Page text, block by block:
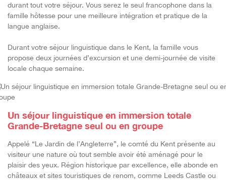
durant tout votre séjour. Vous serez le seul francophone dans la
famille hôtesse pour une meilleure intégration et pratique de la
langue anglaise.
Durant votre séjour linguistique dans le Kent, la famille vous
propose deux journées d’excursion et une demi-journée de visite
locale chaque semaine.
Un séjour linguistique en immersion totale
Grande-Bretagne seul ou en groupe
Appelé “Le Jardin de l’Angleterre”, le comté du Kent présente au
visiteur une nature où tout semble avoir été aménagé pour le
plaisir des yeux. Région historique par excellence, elle abonde en
châteaux et sites touristiques de renom, comme Leeds Castle ou